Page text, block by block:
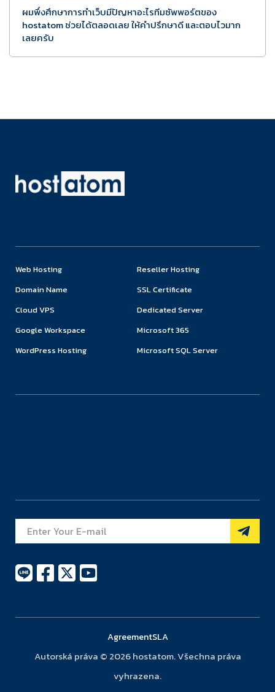
ผมพึ่งศึกษาการทำเว็บมีปัญหาอะไรทีมซัพพอร์ตของ
hostatom ช่วยได้ตลอดเลย ให้คำปรึกษาดี และตอบไวมาก
เลยครับ
Web Hosting
Reseller Hosting
Domain Name
SSL Certificate
Cloud VPS
Dedicated Server
Google Workspace
Microsoft 365
WordPress Hosting
Microsoft SQL Server
Autorská práva © 2026 hostatom. Všechna práva
vyhrazena.
AgreementSLA